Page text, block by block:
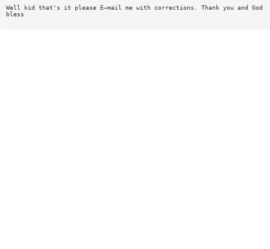
Well kid that's it please E—mail me with corrections. Thank you and God
bless